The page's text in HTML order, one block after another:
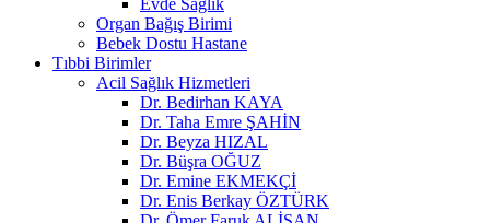
Organ Bağış Birimi
Bebek Dostu Hastane
Tıbbi Birimler
Acil Sağlık Hizmetleri
Dr. Bedirhan KAYA
Dr. Taha Emre ŞAHİN
Dr. Beyza HIZAL
Dr. Büşra OĞUZ
Dr. Emine EKMEKÇİ
Dr. Enis Berkay ÖZTÜRK